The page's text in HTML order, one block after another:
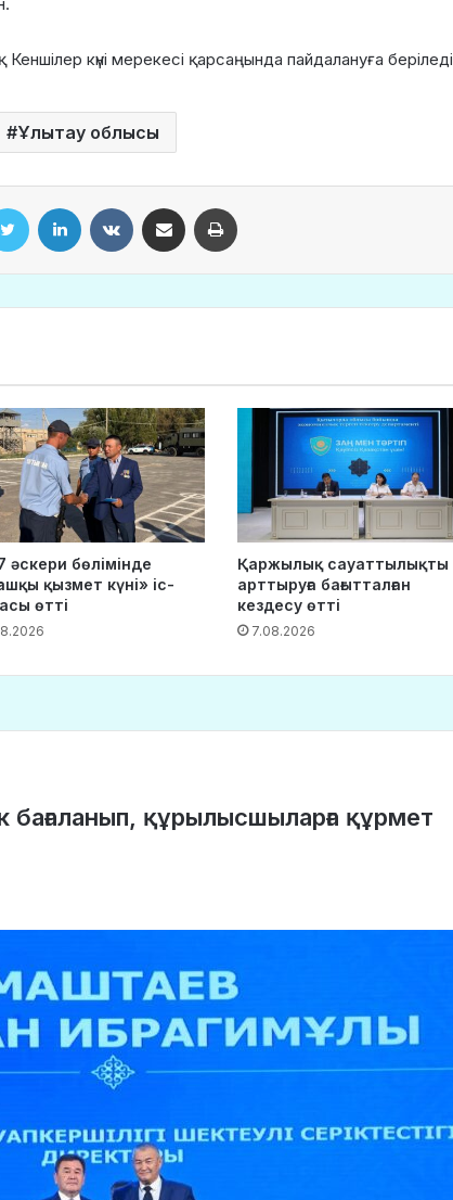
күні мерекесі қарсаңында пайдалануға
Ұлытау облысы
әскери бөлімінде
қызмет күні» іс-
өтті
Қаржылық сауаттылықты
арттыруға бағытталған
кездесу өтті
7.08.2026